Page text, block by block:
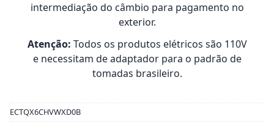
intermediação do câmbio para pagamento no
exterior.
Atenção: Todos os produtos elétricos são 110V
e necessitam de adaptador para o padrão de
tomadas brasileiro.
ECTQX6CHVWXD0B